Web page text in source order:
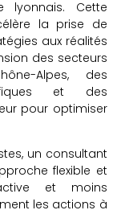
lyonnais. Cette
la prise de
aux réalités
des secteurs
Alpes, des
et des
pour optimiser
un consultant
flexible et
et moins
les actions à